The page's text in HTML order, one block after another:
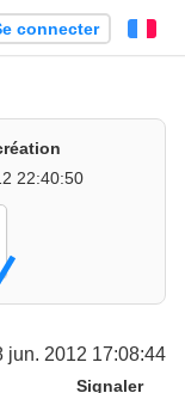
connecter
22:40:50
jun. 2012 17:08:44
Signaler